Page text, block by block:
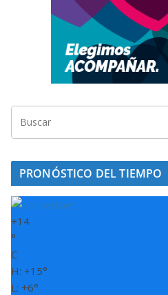
PRONÓSTICO DEL TIEMPO
+14
°
C
H: +15°
L: +6°